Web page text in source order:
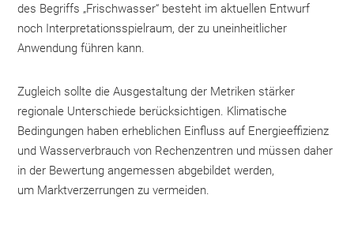
des Begriffs „Frischwasser“ besteht im aktuellen Entwurf
noch Interpretationsspielraum, der zu uneinheitlicher
Anwendung führen kann.
Zugleich sollte die Ausgestaltung der Metriken stärker
regionale Unterschiede berücksichtigen. Klimatische
Bedingungen haben erheblichen Einfluss auf Energieeffizienz
und Wasserverbrauch von Rechenzentren und müssen daher
in der Bewertung angemessen abgebildet werden,
um Marktverzerrungen zu vermeiden.